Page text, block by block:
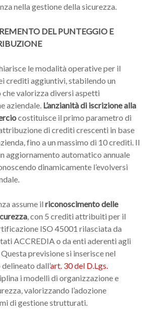
nella gestione della sicurezza.
DEL PUNTEGGIO E
le modalità operative per il
crediti aggiuntivi, stabilendo un
valorizza diversi aspetti
aziendale. L’anzianità di iscrizione alla
costituisce il primo parametro di
di crediti crescenti in base
fino a un massimo di 10 crediti. Il
aggiornamento automatico annuale
dinamicamente l’evolversi
assume il riconoscimento delle
, con 5 crediti attribuiti per il
ISO 45001 rilasciata da
ACCREDIA o da enti aderenti agli
previsione si inserisce nel
dall’art. 30 del D.Lgs.
i modelli di organizzazione e
valorizzando l’adozione
di gestione strutturati.